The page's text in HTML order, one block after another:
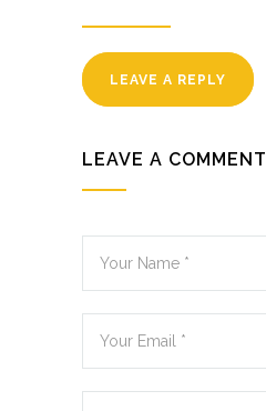
LEAVE A REPLY
LEAVE A COMMENT